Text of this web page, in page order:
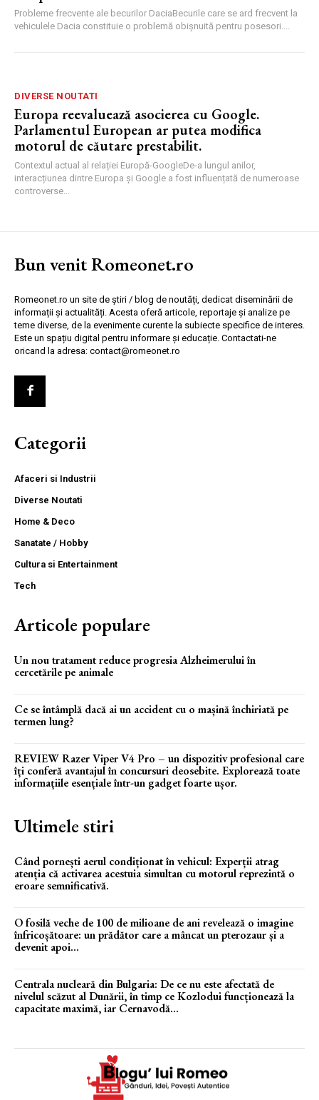
Probleme frecvente ale becurilor DaciaBecurile care se ard frecvent la
vehiculele Dacia constituie o problemă obișnuită pentru posesori....
DIVERSE NOUTATI
Europa reevaluează asocierea cu Google.
Parlamentul European ar putea modifica
motorul de căutare prestabilit.
Contextul actual al relației Europă-GoogleDe-a lungul anilor,
interacțiunea dintre Europa și Google a fost influențată de numeroase
controverse...
Bun venit Romeonet.ro
Romeonet.ro un site de știri / blog de noutăți, dedicat diseminării de
informații și actualități. Acesta oferă articole, reportaje și analize pe
teme diverse, de la evenimente curente la subiecte specifice de interes.
Este un spațiu digital pentru informare și educație. Contactati-ne
oricand la adresa: contact@romeonet.ro
Categorii
Afaceri si Industrii
Diverse Noutati
Home & Deco
Sanatate / Hobby
Cultura si Entertainment
Tech
Articole populare
Un nou tratament reduce progresia Alzheimerului în
cercetările pe animale
Ce se întâmplă dacă ai un accident cu o mașină închiriată pe
termen lung?
REVIEW Razer Viper V4 Pro – un dispozitiv profesional care
îți conferă avantajul în concursuri deosebite. Explorează toate
informațiile esențiale într-un gadget foarte ușor.
Ultimele stiri
Când pornești aerul condiționat în vehicul: Experții atrag
atenția că activarea acestuia simultan cu motorul reprezintă o
eroare semnificativă.
O fosilă veche de 100 de milioane de ani revelează o imagine
înfricoșătoare: un prădător care a mâncat un pterozaur și a
devenit apoi...
Centrala nucleară din Bulgaria: De ce nu este afectată de
nivelul scăzut al Dunării, în timp ce Kozlodui funcționează la
capacitate maximă, iar Cernavodă...